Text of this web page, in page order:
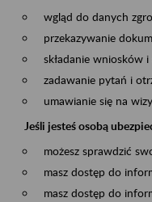
wgląd do danych
przekazywanie
składanie wniosków
zadawanie pytań i
umawianie się na
Jeśli jesteś osobą
możesz sprawdzić
masz dostęp do
masz dostęp do